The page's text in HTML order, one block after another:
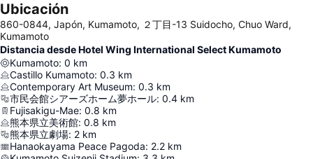
Ubicación
860-0844, Japón, Kumamoto, ２丁目-13 Suidocho, Chuo Ward,
Kumamoto
Distancia desde Hotel Wing International Select Kumamoto
Kumamoto: 0 km
Castillo Kumamoto: 0.3 km
Contemporary Art Museum: 0.3 km
市民会館シアーズホーム夢ホール: 0.4 km
Fujisakigu-Mae: 0.8 km
熊本県立美術館: 0.8 km
熊本県立劇場: 2 km
Hanaokayama Peace Pagoda: 2.2 km